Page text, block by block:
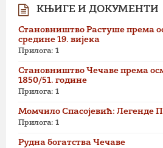
КЊИГЕ И ДОКУМЕНТИ
Становништво Растуше према
средине 19. вијека
Прилога: 1
Становништво Чечаве према
1850/51. године
Прилога: 1
Момчило Спасојевић: Легенде
Прилога: 1
Рудна богатства Чечаве